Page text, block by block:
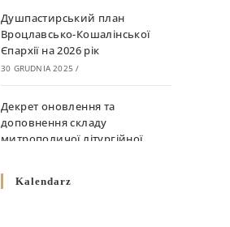
Душпастирський план
Вроцлавсько-Кошалінської
Єпархії на 2026 рік
30 GRUDNIA 2025 /
Декрет оновлення та
доповнення складу
митрополичої літургійної
10 GRUDNIA 2025
Kalendarz